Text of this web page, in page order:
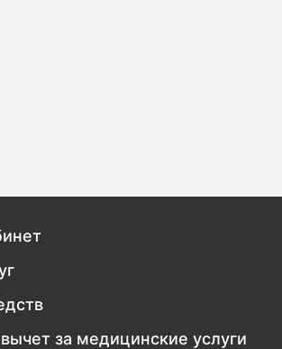
за медицинские услуги